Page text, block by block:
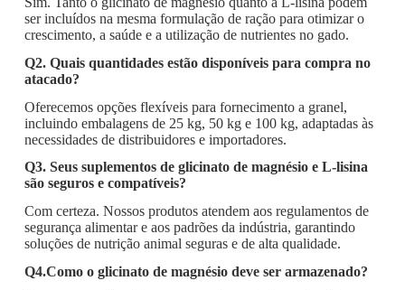
ser incluídos na mesma formulação de ração para otimizar o
crescimento, a saúde e a utilização de nutrientes no gado.
Q2. Quais quantidades estão disponíveis para compra no
atacado?
Oferecemos opções flexíveis para fornecimento a granel,
incluindo embalagens de 25 kg, 50 kg e 100 kg, adaptadas às
necessidades de distribuidores e importadores.
Q3. Seus suplementos de glicinato de magnésio e L-lisina
são seguros e compatíveis?
Com certeza. Nossos produtos atendem aos regulamentos de
segurança alimentar e aos padrões da indústria, garantindo
soluções de nutrição animal seguras e de alta qualidade.
Q4.Como o glicinato de magnésio deve ser armazenado?